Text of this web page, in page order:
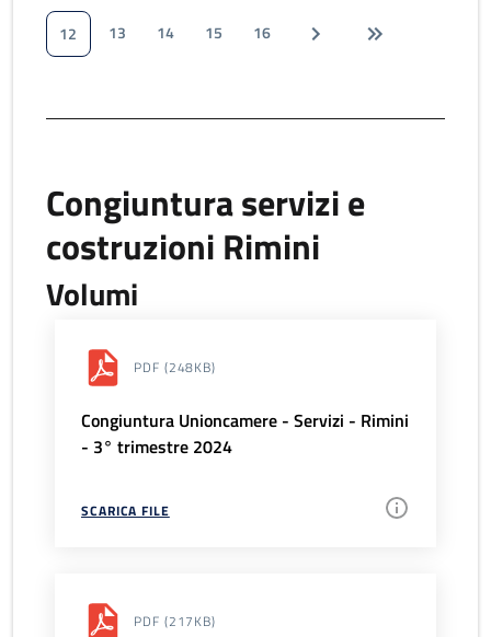
12
13 14 15 16
Congiuntura servizi e
costruzioni Rimini
Volumi
PDF (248KB)
Congiuntura Unioncamere - Servizi - Rimini
- 3° trimestre 2024
SCARICA FILE
PDF (217KB)